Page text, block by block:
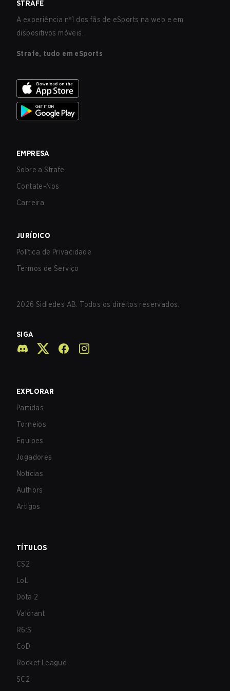
STRAFE
A experiência nº1 dos fãs de eSports na web e em
dispositivos móveis.
Strafe, tudo em eSports
EMPRESA
Sobre a Strafe
Contate-Nos
Carreira
JURÍDICO
Política de Privacidade
Termos de Serviço
2026 Sidledes AB. Todos os direitos reservados.
SIGA
EXPLORAR
Partidas
Torneios
Equipes
Jogadores
Notícias
Authors
Artigos
TÍTULOS
CS2
LoL
Dota 2
Valorant
R6:S
CoD
Rocket League
SC2